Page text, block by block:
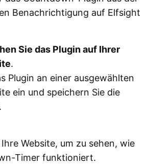
Benachrichtigung auf Elfsight
Sie das Plugin auf Ihrer
.
Plugin an einer ausgewählten
ein und speichern Sie die
Website, um zu sehen, wie
Timer funktioniert.